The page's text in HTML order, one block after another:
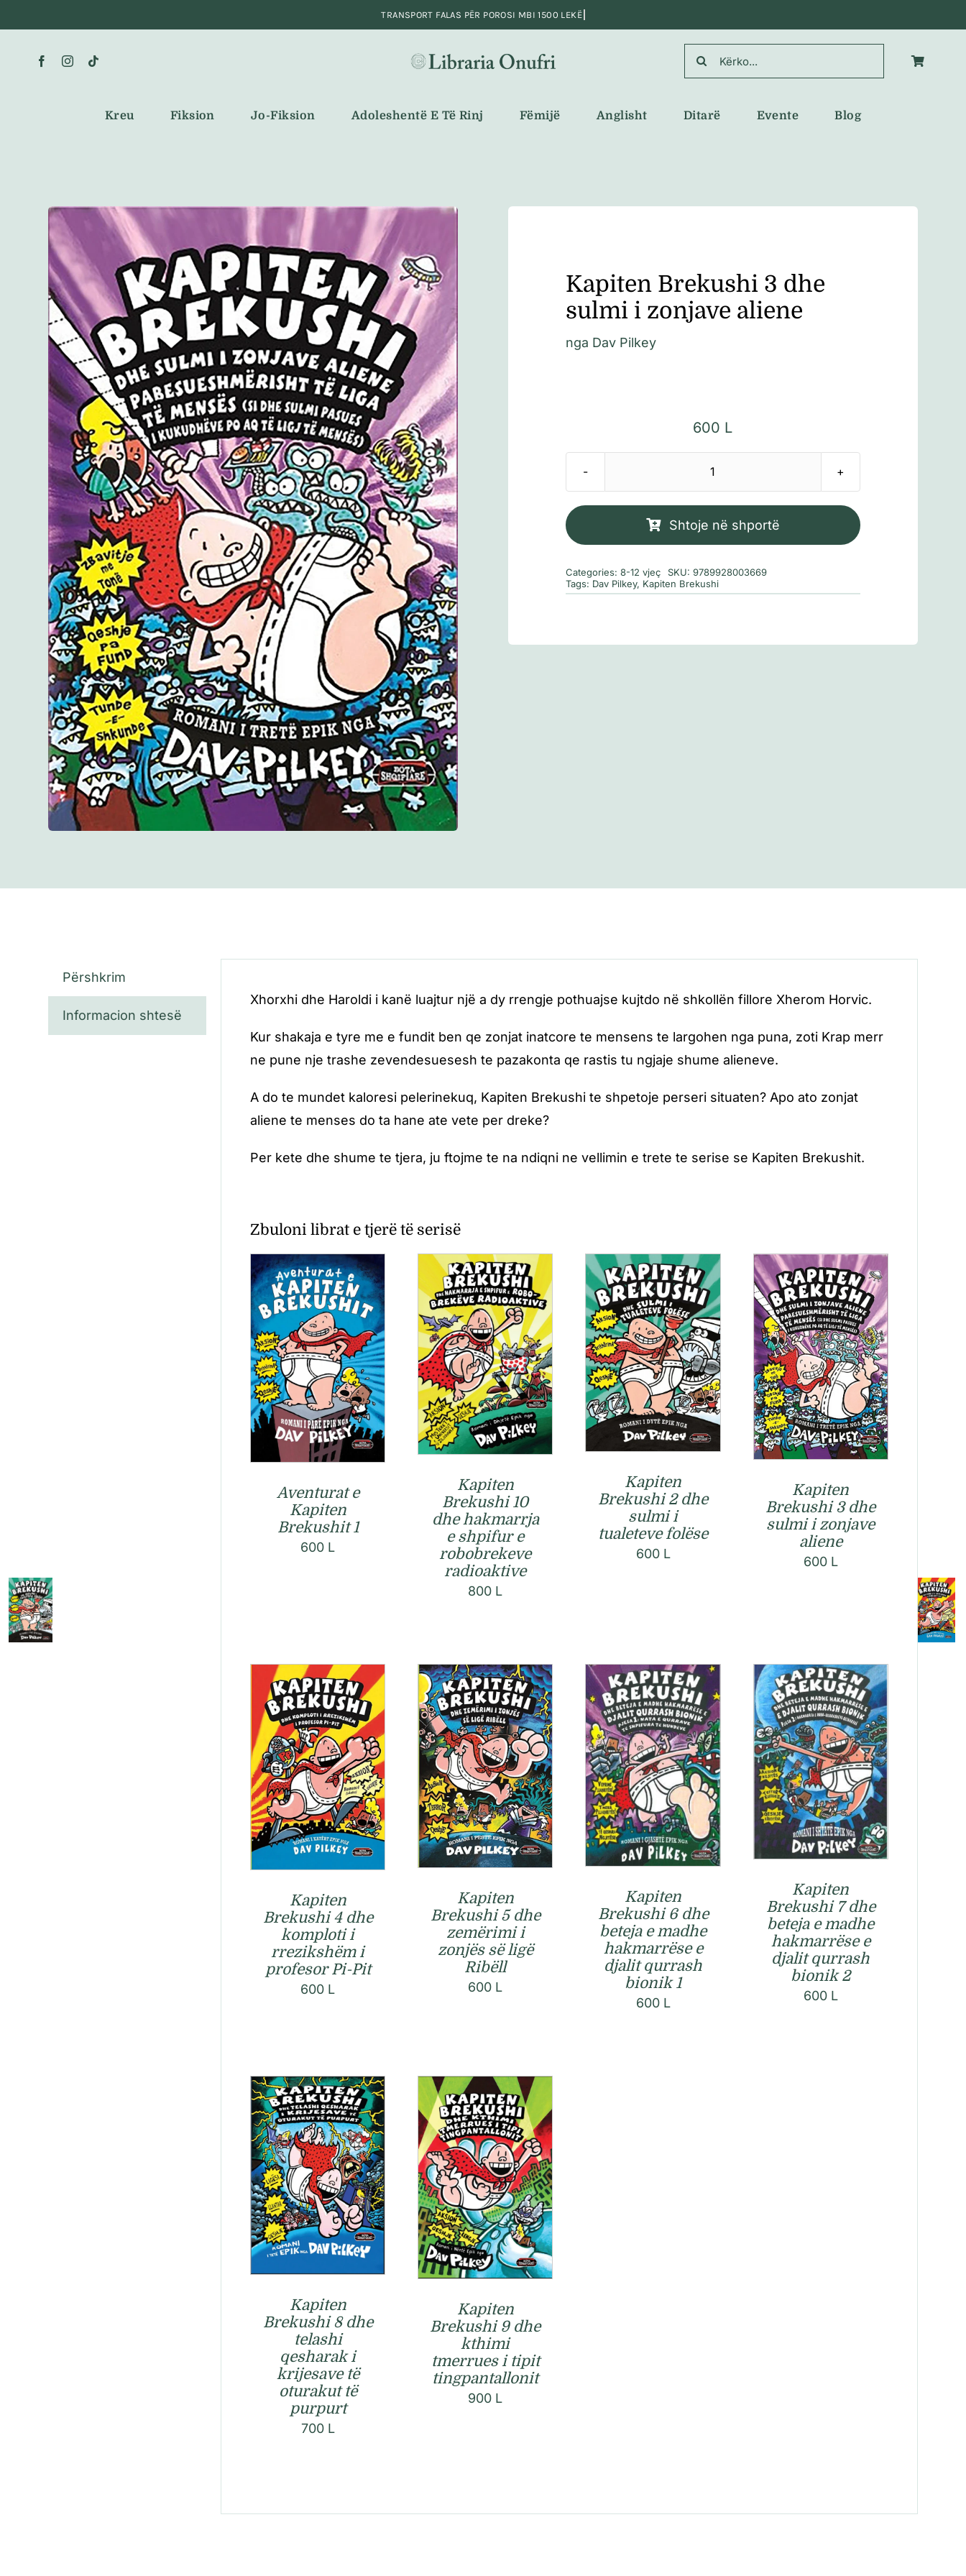
to
content
Search
for:
Kreu Fiksion Jo-Fiksion Adoleshentë E Të Rinj Fëmijë Anglisht Ditarë Evente Blog
Kapiten Brekushi 3 dhe
sulmi i zonjave aliene
nga Dav Pilkey
600 L
Sasi
Brekushi
sulmi
aliene
Shtoje në shportë
Categories: 8-12 vjeç SKU: 9789928003669
Tags: Dav Pilkey, Kapiten Brekushi
Përshkrim
Informacion shtesë
Xhorxhi dhe Haroldi i kanë luajtur një a dy rrengje pothuajse kujtdo në shkollën fillore Xherom Horvic.
Kur shakaja e tyre me e fundit ben qe zonjat inatcore te mensens te largohen nga puna, zoti Krap merr
ne pune nje trashe zevendesuesesh te pazakonta qe rastis tu ngjaje shume alieneve.
A do te mundet kaloresi pelerinekuq, Kapiten Brekushi te shpetoje perseri situaten? Apo ato zonjat
aliene te menses do ta hane ate vete per dreke?
Per kete dhe shume te tjera, ju ftojme te na ndiqni ne vellimin e trete te serise se Kapiten Brekushit.
Zbuloni librat e tjerë të serisë
Aventurat e
Kapiten
Brekushit 1
600 L
Kapiten
Brekushi 10
dhe hakmarrja
e shpifur e
robobrekeve
radioaktive
800 L
Kapiten
Brekushi 2 dhe
sulmi i
tualeteve folëse
600 L
Kapiten
Brekushi 3 dhe
sulmi i zonjave
aliene
600 L
Kapiten
Brekushi 4 dhe
komploti i
rrezikshëm i
profesor Pi-Pit
600 L
Kapiten
Brekushi 5 dhe
zemërimi i
zonjës së ligë
Ribëll
600 L
Kapiten
Brekushi 6 dhe
beteja e madhe
hakmarrëse e
djalit qurrash
bionik 1
600 L
Kapiten
Brekushi 7 dhe
beteja e madhe
hakmarrëse e
djalit qurrash
bionik 2
600 L
Kapiten
Brekushi 8 dhe
telashi
qesharak i
krijesave të
oturakut të
purpurt
700 L
Kapiten
Brekushi 9 dhe
kthimi
tmerrues i tipit
tingpantallonit
900 L